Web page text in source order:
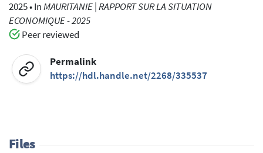
2025•InMAURITANIE | RAPPORT SUR LA SITUATION
ECONOMIQUE - 2025
Peer reviewed
Permalink
https://hdl.handle.net/2268/335537
Files